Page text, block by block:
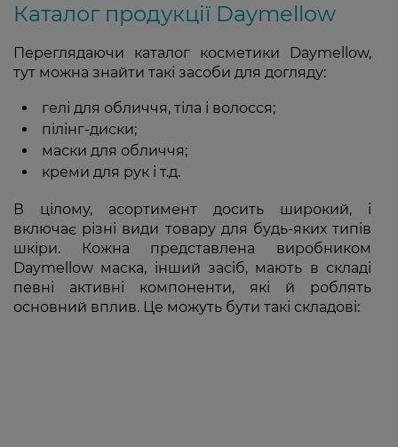
Каталог продукції Daymellow
Переглядаючи каталог косметики Daymellow,
тут можна знайти такі засоби для догляду:
гелі для обличчя, тіла і волосся;
пілінг-диски;
маски для обличчя;
креми для рук і т.д.
В цілому, асортимент досить широкий, і
включає різні види товару для будь-яких типів
шкіри. Кожна представлена виробником
Daymellow маска, інший засіб, мають в складі
певні активні компоненти, які й роблять
основний вплив. Це можуть бути такі складові: